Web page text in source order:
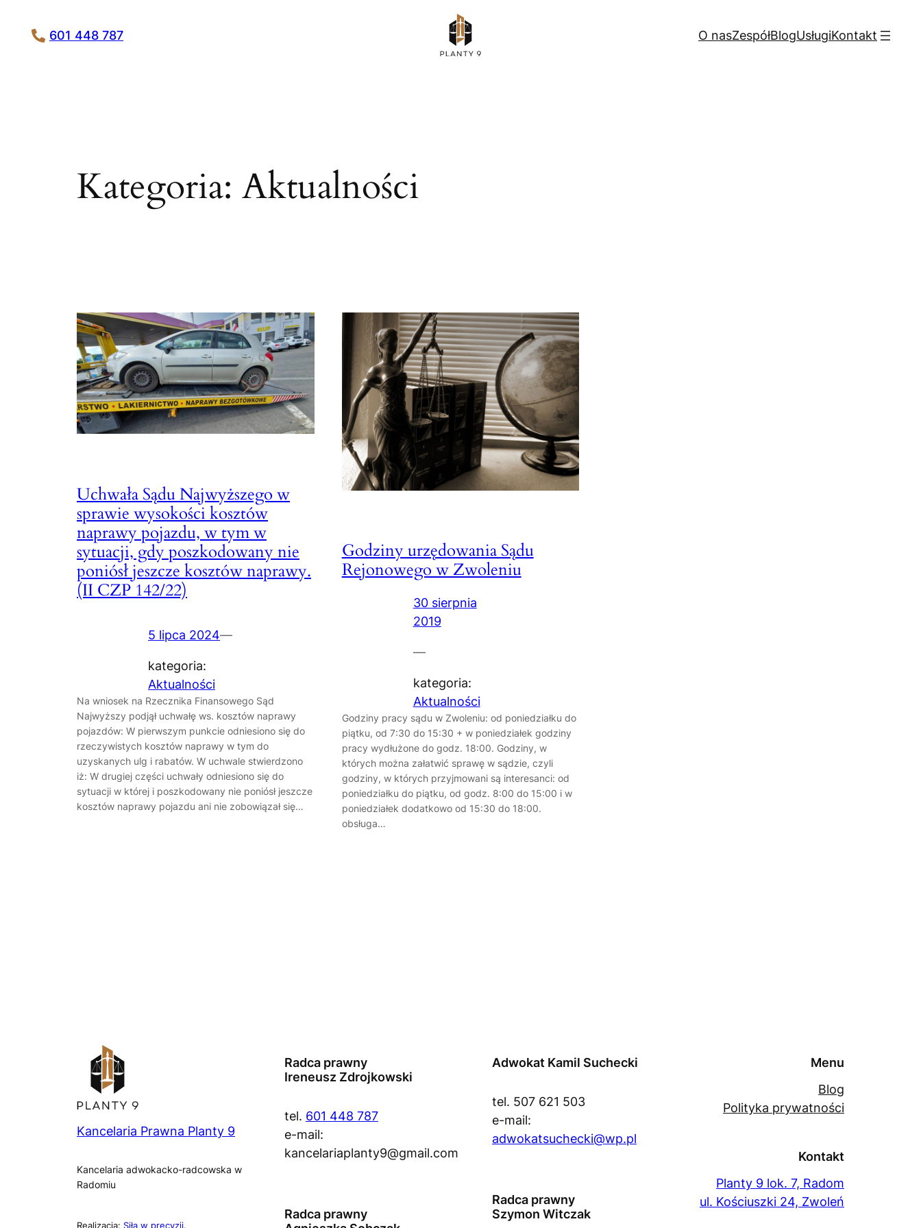
601 448 787 O nasZespółBlogUsługiKontakt
Kategoria: Aktualności
Uchwała Sądu Najwyższego w
sprawie wysokości kosztów
naprawy pojazdu, w tym w
sytuacji, gdy poszkodowany nie
poniósł jeszcze kosztów naprawy.
(II CZP 142/22)
5 lipca 2024—
kategoria:
Aktualności
Na wniosek na Rzecznika Finansowego Sąd
Najwyższy podjął uchwałę ws. kosztów naprawy
pojazdów: W pierwszym punkcie odniesiono się do
rzeczywistych kosztów naprawy w tym do
uzyskanych ulg i rabatów. W uchwale stwierdzono
iż: W drugiej części uchwały odniesiono się do
sytuacji w której i poszkodowany nie poniósł jeszcze
kosztów naprawy pojazdu ani nie zobowiązał się…
Godziny urzędowania Sądu
Rejonowego w Zwoleniu
30 sierpnia
2019
—
kategoria:
Aktualności
Godziny pracy sądu w Zwoleniu: od poniedziałku do
piątku, od 7:30 do 15:30 + w poniedziałek godziny
pracy wydłużone do godz. 18:00. Godziny, w
których można załatwić sprawę w sądzie, czyli
godziny, w których przyjmowani są interesanci: od
poniedziałku do piątku, od godz. 8:00 do 15:00 i w
poniedziałek dodatkowo od 15:30 do 18:00.
obsługa…
Kancelaria Prawna Planty 9
Kancelaria adwokacko-radcowska w
Radomiu
Realizacja: Siła w precyzji.
Radca prawny
Ireneusz Zdrojkowski
tel. 601 448 787
e-mail:
kancelariaplanty9@gmail.com
Radca prawny
Adwokat Kamil Suchecki
tel. 507 621 503
e-mail:
adwokatsuchecki@wp.pl
Radca prawny
Szymon Witczak
Menu
Blog
Polityka prywatności
Kontakt
Planty 9 lok. 7, Radom
ul. Kościuszki 24, Zwoleń